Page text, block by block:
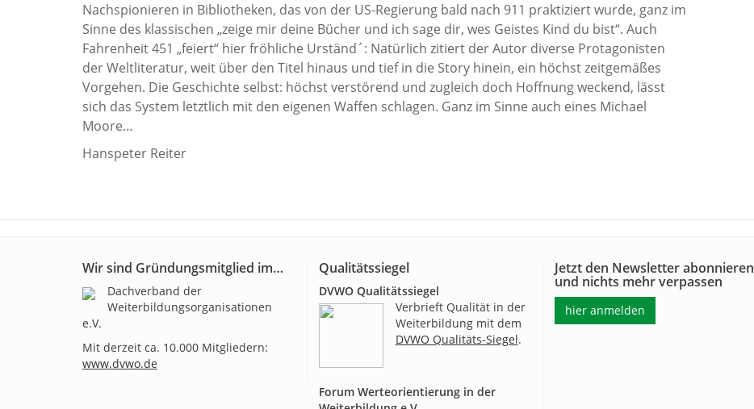
Nachspionieren in Bibliotheken, das von der US-Regierung bald nach 911 praktiziert wurde, ganz im
Sinne des klassischen „zeige mir deine Bücher und ich sage dir, wes Geistes Kind du bist“. Auch
Fahrenheit 451 „feiert“ hier fröhliche Urständ´: Natürlich zitiert der Autor diverse Protagonisten
der Weltliteratur, weit über den Titel hinaus und tief in die Story hinein, ein höchst zeitgemäßes
Vorgehen. Die Geschichte selbst: höchst verstörend und zugleich doch Hoffnung weckend, lässt
sich das System letztlich mit den eigenen Waffen schlagen. Ganz im Sinne auch eines Michael
Moore…
Hanspeter Reiter
Wir sind Gründungsmitglied im…
Dachverband der
Weiterbildungsorganisationen
e.V.
Mit derzeit ca. 10.000 Mitgliedern:
www.dvwo.de
Qualitätssiegel
DVWO Qualitätssiegel
Verbrieft Qualität in der
Weiterbildung mit dem
DVWO Qualitäts-Siegel.
Forum Werteorientierung in der
Jetzt den Newsletter abonnieren
und nichts mehr verpassen
hier anmelden